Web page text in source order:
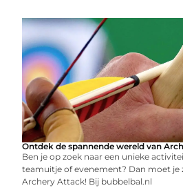
Ontdek de spannende wereld van
Ben je op zoek naar een unieke
teamuitje of evenement? Dan moet je
Archery Attack! Bij bubbelbal.nl